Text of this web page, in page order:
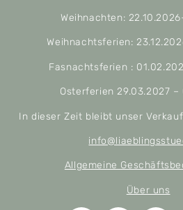
Weihnachten:
Weihnachtsferien:
Fasnachtsferien :
Osterferien 29.03.2027 –
In dieser Zeit bleibt unser
Allgemeine
Über uns